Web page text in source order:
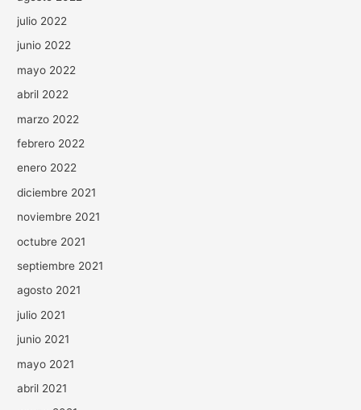
julio 2022
junio 2022
mayo 2022
abril 2022
marzo 2022
febrero 2022
enero 2022
diciembre 2021
noviembre 2021
octubre 2021
septiembre 2021
agosto 2021
julio 2021
junio 2021
mayo 2021
abril 2021